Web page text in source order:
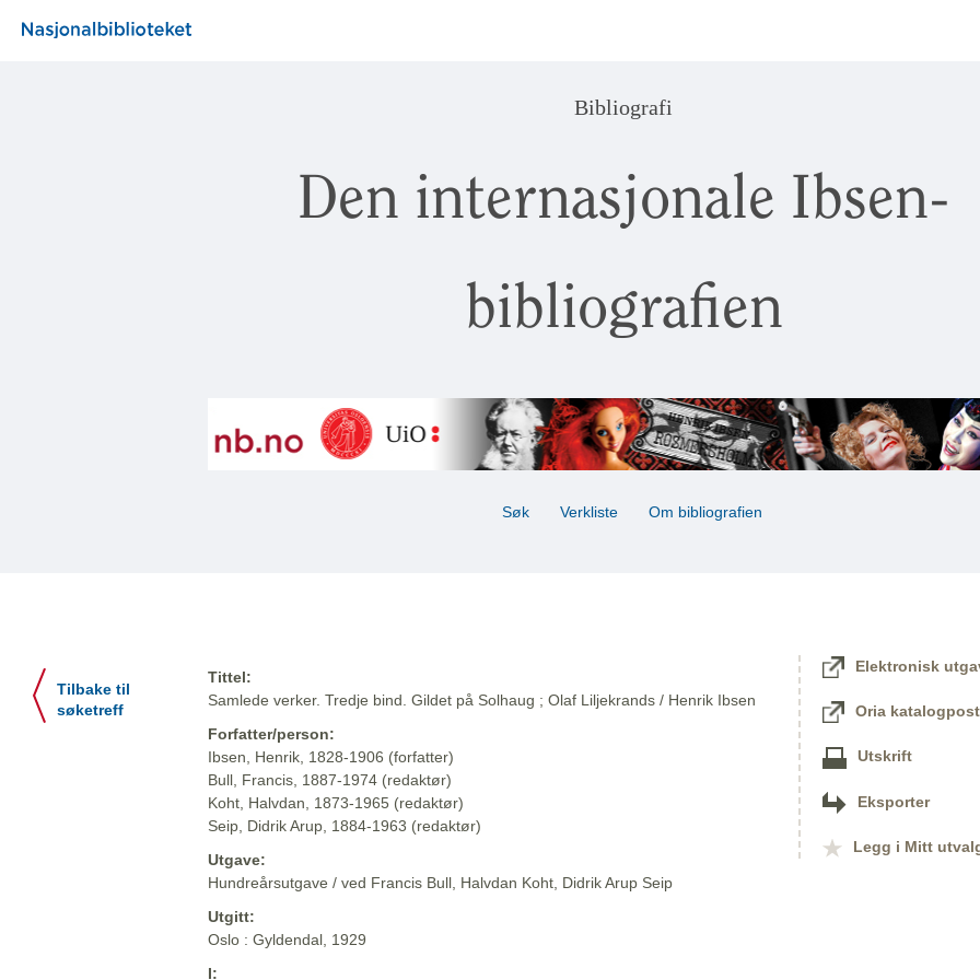
Bibliografi
Den internasjonale Ibsen-
bibliografien
Søk Verkliste Om bibliografien
Tilbake til
søketreff
Tittel:
Samlede verker. Tredje bind. Gildet på Solhaug ; Olaf Liljekrands / Henrik Ibsen
Forfatter/person:
Ibsen, Henrik, 1828-1906 (forfatter)
Bull, Francis, 1887-1974 (redaktør)
Koht, Halvdan, 1873-1965 (redaktør)
Seip, Didrik Arup, 1884-1963 (redaktør)
Utgave:
Hundreårsutgave / ved Francis Bull, Halvdan Koht, Didrik Arup Seip
Utgitt:
Oslo : Gyldendal, 1929
I:
Elektronisk
Oria katalogpost
Utskrift
Eksporter
Legg i Mitt